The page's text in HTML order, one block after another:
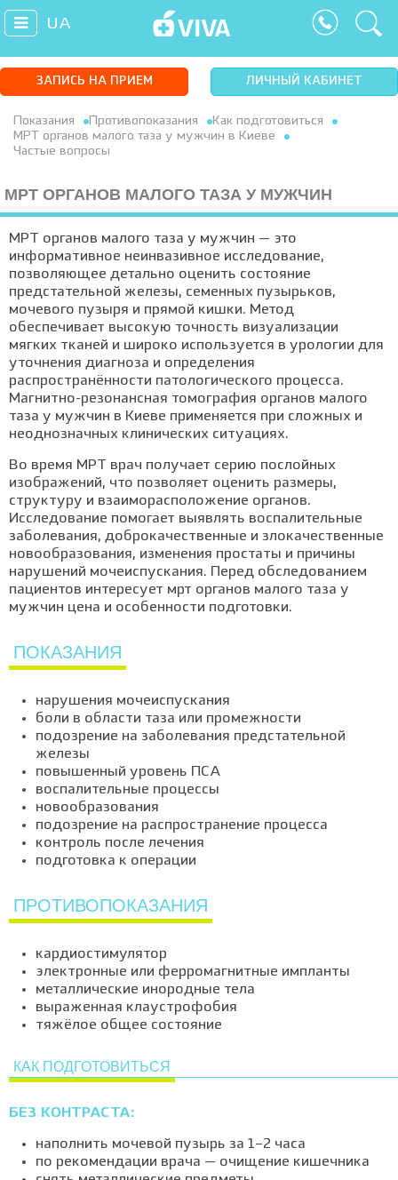
UA
ЗАПИСЬ НА ПРИЕМ ЛИЧНЫЙ КАБИНЕТ
Показания Противопоказания
Как подготовиться
МРТ органов малого таза у мужчин в Киеве
Частые вопросы
МРТ ОРГАНОВ МАЛОГО ТАЗА У МУЖЧИН
МРТ органов малого таза у мужчин — это
информативное неинвазивное исследование,
позволяющее детально оценить состояние
предстательной железы, семенных пузырьков,
мочевого пузыря и прямой кишки. Метод
обеспечивает высокую точность визуализации
мягких тканей и широко используется в урологии для
уточнения диагноза и определения
распространённости патологического процесса.
Магнитно-резонансная томография органов малого
таза у мужчин в Киеве применяется при сложных и
неоднозначных клинических ситуациях.
Во время МРТ врач получает серию послойных
изображений, что позволяет оценить размеры,
структуру и взаиморасположение органов.
Исследование помогает выявлять воспалительные
заболевания, доброкачественные и злокачественные
новообразования, изменения простаты и причины
нарушений мочеиспускания. Перед обследованием
пациентов интересует мрт органов малого таза у
мужчин цена и особенности подготовки.
ПОКАЗАНИЯ
нарушения мочеиспускания
боли в области таза или промежности
подозрение на заболевания предстательной
железы
повышенный уровень ПСА
воспалительные процессы
новообразования
подозрение на распространение процесса
контроль после лечения
подготовка к операции
ПРОТИВОПОКАЗАНИЯ
кардиостимулятор
электронные или ферромагнитные импланты
металлические инородные тела
выраженная клаустрофобия
тяжёлое общее состояние
КАК ПОДГОТОВИТЬСЯ
БЕЗ КОНТРАСТА:
наполнить мочевой пузырь за 1–2 часа
по рекомендации врача — очищение кишечника